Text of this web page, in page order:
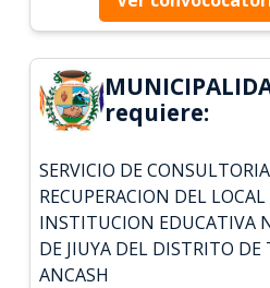
requiere:
SERVICIO DE
RECUPERACION DEL
INSTITUCION EDUCATIVA
DE JIUYA DEL DISTRITO DE
ANCASH